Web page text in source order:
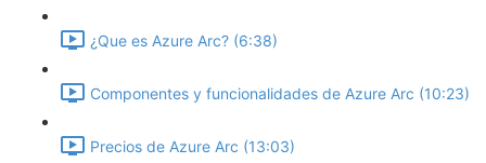
¿Que es Azure Arc? (6:38)
Componentes y funcionalidades de Azure Arc (10:23)
Precios de Azure Arc (13:03)